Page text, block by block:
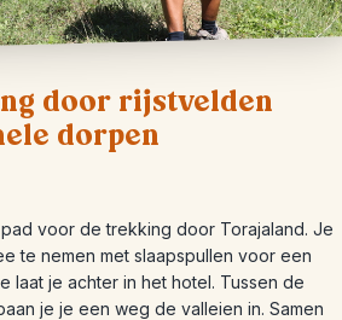
door rijstvelden
dorpen
voor de trekking door Torajaland. Je
te nemen met slaapspullen voor een
laat je achter in het hotel. Tussen de
je je een weg de valleien in. Samen